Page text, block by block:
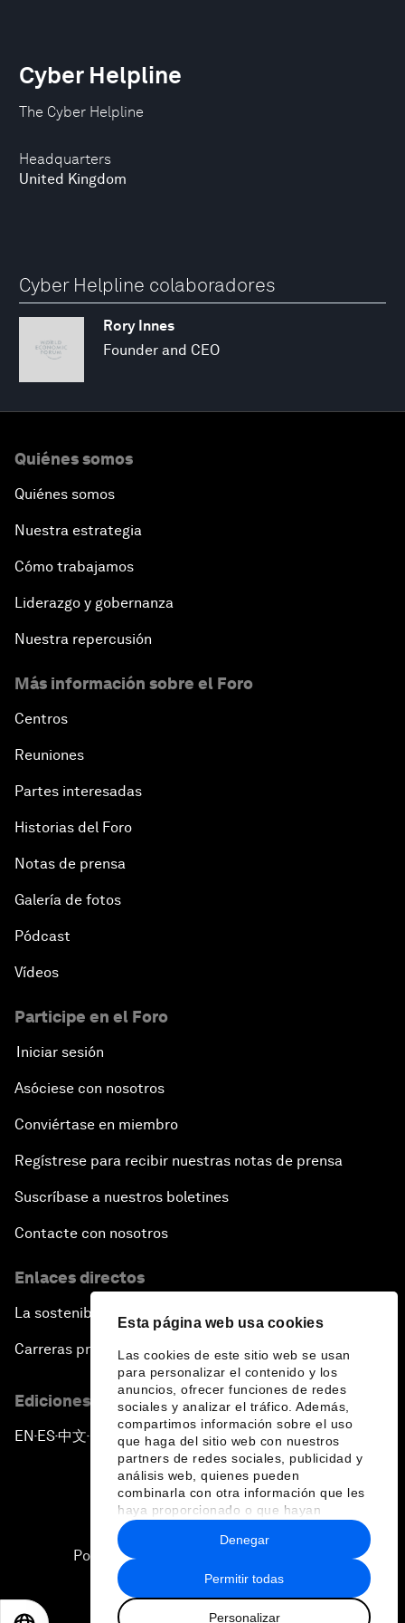
Esta página web usa cookies
Las cookies de este sitio web se usan
para personalizar el contenido y los
anuncios, ofrecer funciones de redes
sociales y analizar el tráfico. Además,
compartimos información sobre el uso
que haga del sitio web con nuestros
partners de redes sociales, publicidad y
análisis web, quienes pueden
combinarla con otra información que les
haya proporcionado o que hayan
recopilado a partir del uso que haya
hecho de sus servicios.
Permitir todas
Personalizar
Denegar
Headquarters
United Kingdom
Cyber Helpline
The Cyber Helpline
Cyber Helpline colaboradores
Rory Innes
Founder and CEO
Quiénes somos
Quiénes somos
Nuestra estrategia
Cómo trabajamos
Liderazgo y gobernanza
Nuestra repercusión
Más información sobre el Foro
Centros
Reuniones
Partes interesadas
Historias del Foro
Notas de prensa
Galería de fotos
Pódcast
Vídeos
Participe en el Foro
Iniciar sesión
Asóciese con nosotros
Conviértase en miembro
Regístrese para recibir nuestras notas de prensa
Suscríbase a nuestros boletines
Contacte con nosotros
Enlaces directos
La sostenibilidad en el Foro
Carreras profesionales
Ediciones en otros idiomas
EN ▪ ES▪中文▪ 日本語
Política de privacidad y normas de uso